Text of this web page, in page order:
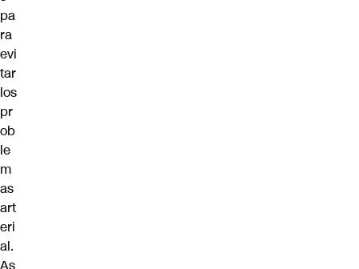
pa
ra
evi
tar
los
pr
ob
le
m
as
art
eri
al.
As